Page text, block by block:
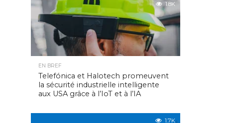
1.8K
EN BREF
Telefónica et Halotech promeuvent
la sécurité industrielle intelligente
aux USA grâce à l’IoT et à l’IA
1.7K